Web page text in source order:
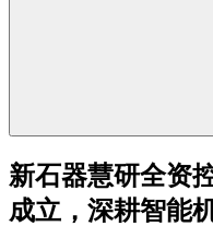
新石器慧研全资
成立，深耕智能